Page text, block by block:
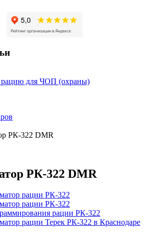
рацию для ЧОП (охраны)
РК-322 DMR
РК-322 DMR